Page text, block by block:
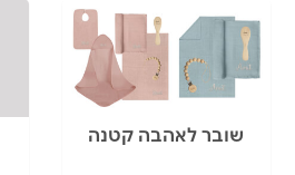
שובר לאהבה קטנה